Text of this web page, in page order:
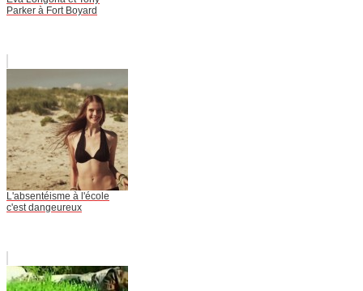
Parker à Fort Boyard
L'absentéisme à l'école
c'est dangeureux